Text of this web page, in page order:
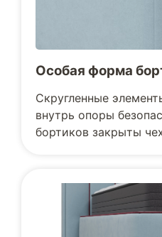
Особая форма
Скругленные
внутрь опоры
бортиков закрыты